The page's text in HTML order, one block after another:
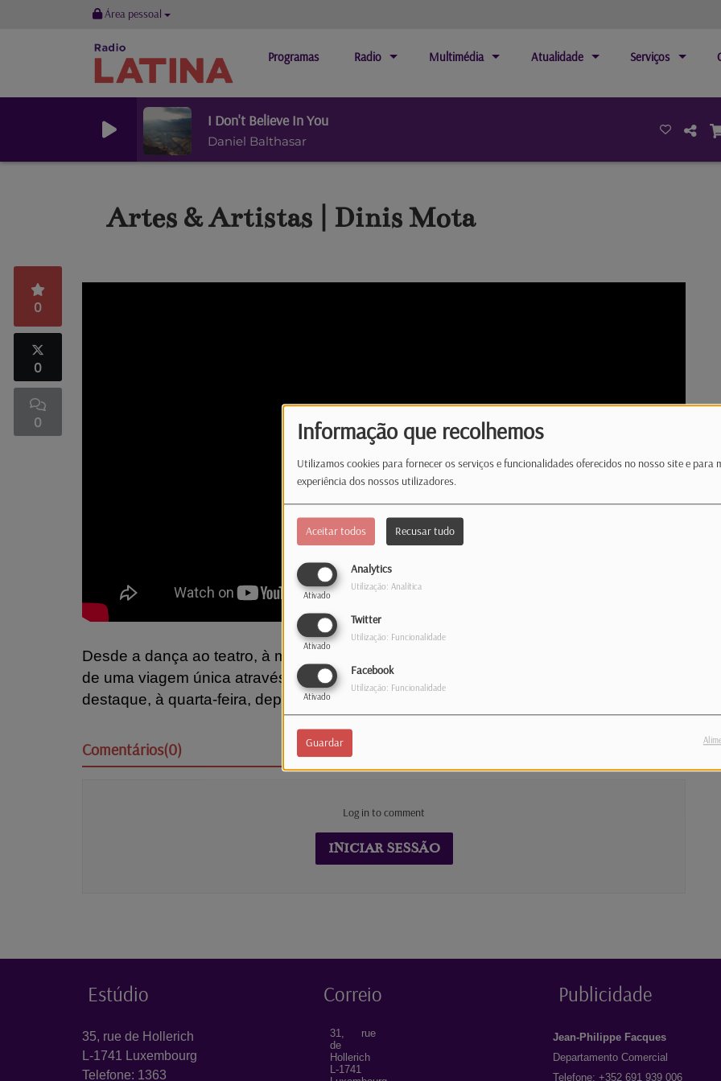
Informação que recolhemos
Utilizamos cookies para fornecer os serviços e funcionalidades oferecidos no nosso site e para
experiência dos nossos utilizadores.
Aceitar todos Recusar tudo
Analytics
Ativado
Utilização: Analítica
Twitter
Ativado
Utilização: Funcionalidade
Facebook
Ativado
Utilização: Funcionalidade
Guardar
Área pessoal
Programas Radio Multimédia Atualidade Serviços
I Don't Believe In You
Daniel Balthasar
Artes & Artistas | Dinis Mota
0
0
0
Desde a dança ao teatro, à música e ao cinema, Artes & Artistas convida-o a desfrutar
de uma viagem única através das artes! Um espaço entrevista e a cultura em
destaque, à quarta-feira, depois das 16 horas, com Raquel Barreira!
Comentários(0)
Log in to comment
INICIAR SESSÃO
Estúdio
35, rue de Hollerich
L-1741 Luxembourg
Telefone: 1363
Correio
31, rue
de
Hollerich
L-1741
Publicidade
Jean-Philippe Facques
Departamento Comercial
Telefone: +352 691 939 006